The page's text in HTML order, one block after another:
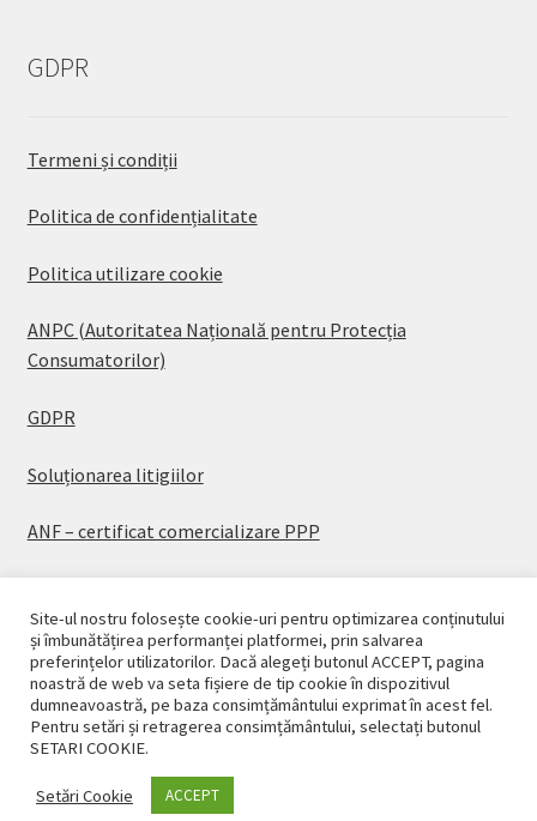
GDPR
Termeni și condiții
Politica de confidențialitate
Politica utilizare cookie
ANPC (Autoritatea Națională pentru Protecția
Consumatorilor)
GDPR
Soluționarea litigiilor
ANF – certificat comercializare PPP
© CASAPLANT 2026
Politică de confidențialitate
Site-ul nostru folosește cookie-uri pentru optimizarea conținutului
și îmbunătățirea performanței platformei, prin salvarea
preferințelor utilizatorilor. Dacă alegeți butonul ACCEPT, pagina
noastră de web va seta fișiere de tip cookie în dispozitivul
dumneavoastră, pe baza consimțământului exprimat în acest fel.
Pentru setări și retragerea consimțământului, selectați butonul
SETARI COOKIE.
Setări Cookie ACCEPT